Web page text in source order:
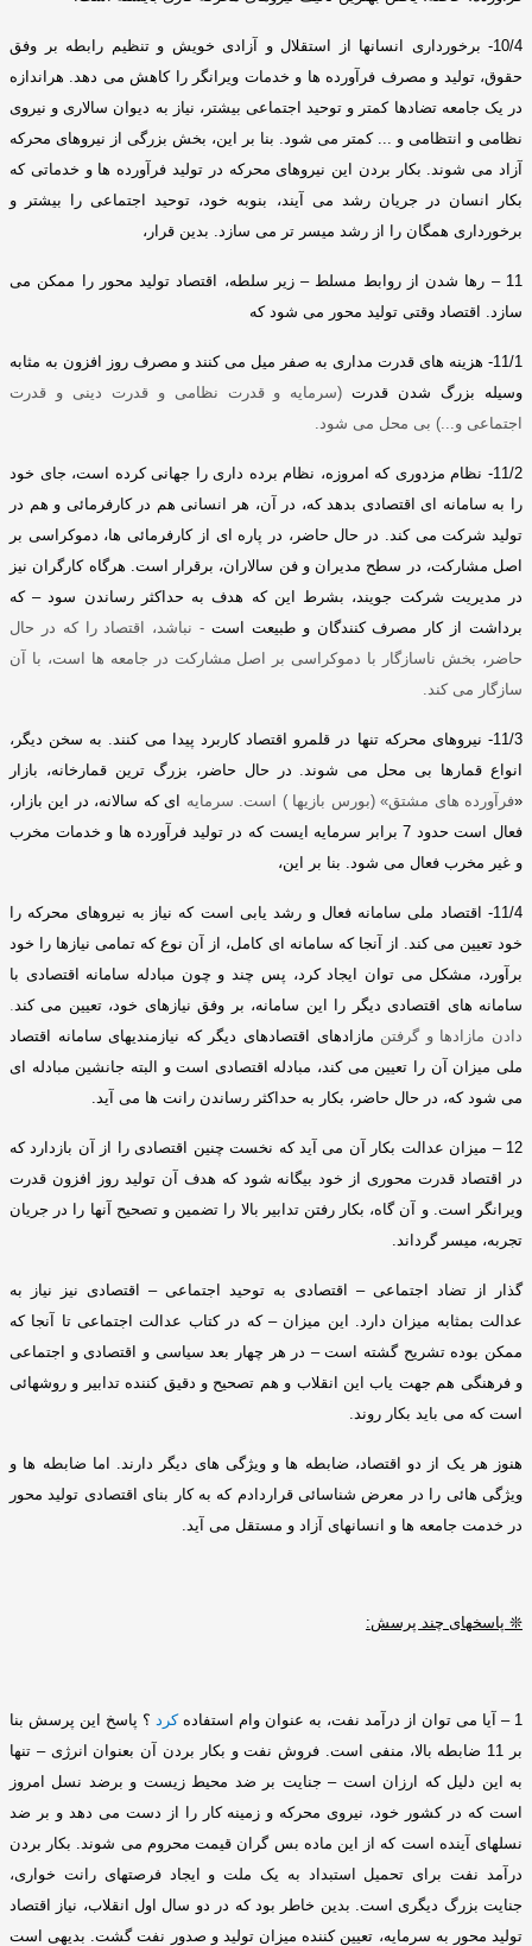
10/4-
برخورداری انسانها از استقلال و آزادی خویش و تنظیم رابطه بر وفق
حقوق، تولید و مصرف فرآورده ها و خدمات ویرانگر را کاهش می دهد
هراندازه
در یک جامعه تضادها کمتر و توحید اجتماعی بیشتر، نیاز به دیوان سالاری و نیروی
نظامی و انتظامی و
...کمتر می شود
بنا بر این، بخش بزرگی از نیروهای محرکه
آزاد می شوند
بکار بردن این نیروهای محرکه در تولید فرآورده ها و خدماتی که
بکار انسان در جریان رشد می آیند، بنوبه خود، توحید اجتماعی را بیشتر و
برخورداری همگان را از رشد میسر تر می سازد
بدین قرار،
11 –
رها شدن از روابط مسلط – زیر سلطه، اقتصاد تولید محور را ممکن می
سازد
اقتصاد وقتی تولید محور می شود که
11/1- هزینه های قدرت مداری به صفر میل می کنند و مصرف روز افزون به مثابه
وسیله بزرگ شدن قدرت (سرمایه و قدرت نظامی و قدرت دینی و قدرت
اجتماعی و ...) بی محل می شود
11/2-
نظام مزدوری که امروزه، نظام برده داری را جهانی کرده است، جای خود
را به سامانه ای اقتصادی بدهد که، در آن، هر انسانی هم در کارفرمائی و هم در
تولید شرکت می کند
در حال حاضر، در پاره ای از کارفرمائی ها، دموکراسی بر
اصل مشارکت، در سطح مدیران و فن سالاران، برقرار است هرگاه کارگران نیز
در مدیریت شرکت جویند، بشرط این که هدف به حداکثر رساندن سود – که
برداشت از کار مصرف کنندگان و طبیعت است - نباشد، اقتصاد را که در حال
حاضر، بخش ناسازگار با دموکراسی بر اصل مشارکت در جامعه ها است، با آن
سازگار می کند
11/3- نیروهای محرکه تنها در قلمرو اقتصاد کاربرد پیدا می کنند
به سخن دیگر،
انواع قمارها بی محل می شوند
در حال حاضر، بزرگ ترین قمارخانه، بازار
«فرآورده های مشتق» (بورس بازیها) است سرمایه ای که سالانه، در این بازار،
فعال است حدود 7 برابر سرمایه ایست که در تولید فرآورده ها و خدمات مخرب
و غیر مخرب فعال می شود
بنا بر این،
11/4-
اقتصاد ملی سامانه فعال و رشد یابی است که نیاز به نیروهای محرکه را
خود تعیین می کند
از آنجا که سامانه ای کامل، از آن نوع که تمامی نیازها را خود
برآورد، مشکل می توان ایجاد کرد، پس چند و چون مبادله سامانه اقتصادی با
سامانه های اقتصادی دیگر را این سامانه، بر وفق نیازهای خود، تعیین میکند
دادن مازادها و گرفتن مازادهای اقتصادهای دیگر که نیازمندیهای سامانه اقتصاد
ملی میزان آن را تعیین می کند، مبادله اقتصادی است و البته جانشین مبادله ای
می شود که، در حال حاضر، بکار به حداکثر رساندن رانت ها می آید
12 –
میزان عدالت بکار آن می آید که نخست چنین اقتصادی را از آن بازدارد که
در اقتصاد قدرت محوری از خود بیگانه شود که هدف آن تولید روز افزون قدرت
ویرانگر است .و آن گاه، بکار رفتن تدابیر بالا را تضمین و تصحیح آنها را در جریان
تجربه، میسر گرداند
گذار از تضاد اجتماعی – اقتصادی به توحید اجتماعی – اقتصادی نیز نیاز به
عدالت بمثابه میزان دارد
این میزان – که در کتاب عدالت اجتماعی تا آنجا که
ممکن بوده تشریح گشته است – در هر چهار بعد سیاسی و اقتصادی و اجتماعی
و فرهنگی هم جهت یاب این انقلاب و هم تصحیح و دقیق کننده تدابیر و روشهائی
است که می باید بکار روند
هنوز هر یک از دو اقتصاد، ضابطه ها و ویژگی های دیگر دارند
اما ضابطه ها و
ویژگی هائی را در معرض شناسائی قراردادم که به کار بنای اقتصادی تولید محور
در خدمت جامعه ها و انسانهای آزاد و مستقل می آید
❊ پاسخهای چند پرسش:
1 – آیا می توان از درآمد نفت، به عنوان وام استفادهکرد ؟ پاسخ این پرسش بنا
بر
11 ضابطه بالا، منفی است. فروش نفت و بکار بردن آن بعنوان انرژی – تنها
به این دلیل که ارزان است – جنایت بر ضد محیط زیست و برضد نسل امروز
است که در کشور خود، نیروی محرکه و زمینه کار را از دست می دهد و بر ضد
نسلهای آینده است که از این ماده بس گران قیمت محروم می شوند
بکار بردن
درآمد نفت برای تحمیل استبداد به یک ملت و ایجاد فرصتهای رانت خواری،
جنایت بزرگ دیگری است بدین خاطر بود که در دو سال اول انقلاب، نیاز اقتصاد
تولید محور به سرمایه، تعیین کننده میزان تولید و صدور نفت گشت. بدیهی است